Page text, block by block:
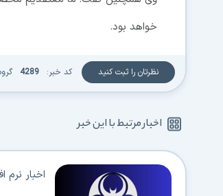
خواهد بود.
نظرتان را ثبت کنید کد خبر: 4289
اخبار مرتبط با این خبر
اخبار نرم